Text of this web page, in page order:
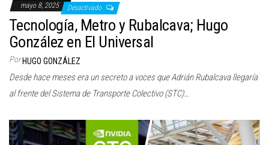
mayo 8, 2025 Desactivado
Tecnología, Metro y Rubalcava; Hugo
González en El Universal
Por HUGO GONZÁLEZ
Desde hace meses era un secreto a voces que Adrián Rubalcava llegaría
al frente del Sistema de Transporte Colectivo (STC)…